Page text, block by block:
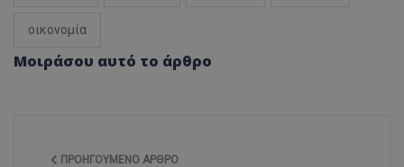
οικονομία
Μοιράσου αυτό το άρθρο
ΠΡΟΗΓΟΎΜΕΝΟ ΆΡΘΡΟ